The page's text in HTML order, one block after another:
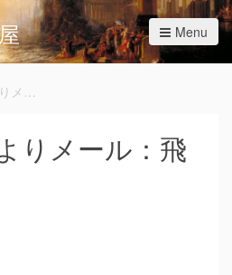
Menu
目(41)
りメール：飛